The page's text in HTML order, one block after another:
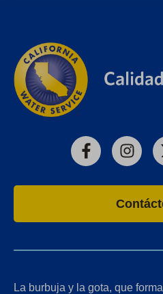
Facebook
La burbuja y la gota, que